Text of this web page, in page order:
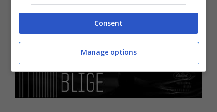
Consent
Manage options